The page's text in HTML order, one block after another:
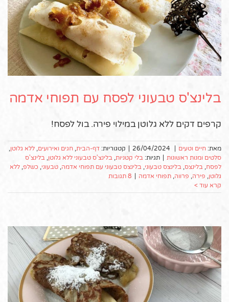
בלינצ'ס טבעוני לפסח עם תפוחי אדמה
קרפים דקים ללא גלוטן במילוי פירה. בול לפסח!
מאת: חיים וטעים 26/04/2024 קטגוריות: דף-הבית, חגים ואירועים, ללא גלוטן,
סלטים ומנות ראשונות
תגיות: בלי קטניות, בלינצ'ס טבעוני ללא גלוטן, בלינצ'ס
לפסח, בלינצס, בלינצס טבעוני, בלינצס טבעוני עם תפוחי אדמה, טבעוני, כשלפ, ללא
גלוטן, פירה, פרווה, תפוחי אדמה
8 תגובות
קרא עוד >